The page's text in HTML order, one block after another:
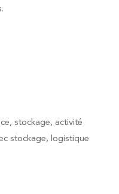
stockage, activité
stockage, logistique